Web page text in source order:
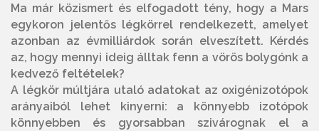
Ma már közismert és elfogadott tény, hogy a Mars
egykoron jelentős légkörrel rendelkezett, amelyet
azonban az évmilliárdok során elveszített. Kérdés
az, hogy mennyi ideig álltak fenn a vörös bolygónk a
kedvező feltételek?
A légkör múltjára utaló adatokat az oxigénizotópok
arányaiból lehet kinyerni: a könnyebb izotópok
könnyebben és gyorsabban szivárognak el a